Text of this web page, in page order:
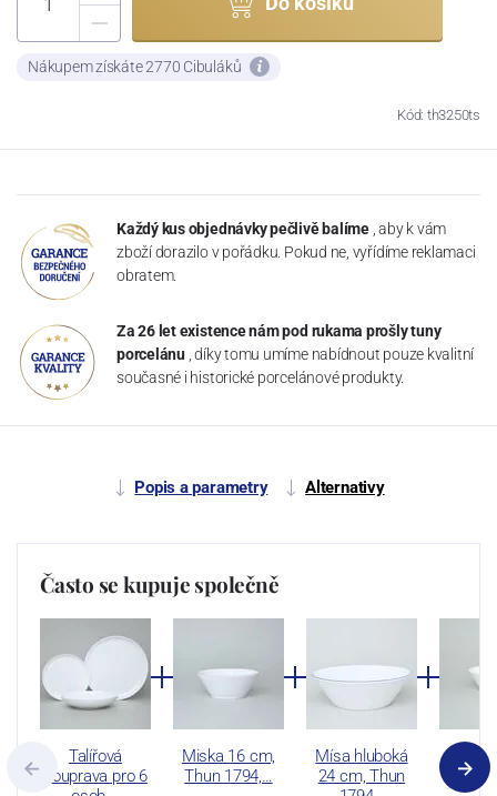
Nákupem získáte 2770 Cibuláků
Kód: th3250ts
Každý kus objednávky pečlivě balíme , aby k vám
zboží dorazilo v pořádku. Pokud ne, vyřídíme reklamaci
obratem.
Za 26 let existence nám pod rukama prošly tuny
porcelánu , díky tomu umíme nabídnout pouze kvalitní
současné i historické porcelánové produkty.
Popis a parametry Alternativy
Často se kupuje společně
Talířová
souprava pro 6
Miska 16 cm,
Thun 1794,…
Mísa hluboká
24 cm, Thun
Thun